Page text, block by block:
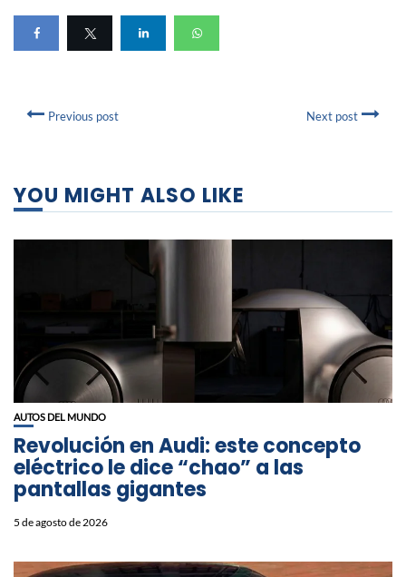
Previous post Next post
YOU MIGHT ALSO LIKE
AUTOS DEL MUNDO
Revolución en Audi: este concepto
eléctrico le dice “chao” a las
pantallas gigantes
5 de agosto de 2026